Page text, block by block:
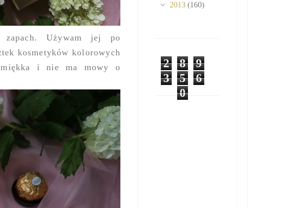
zapach. Używam jej po
kosmetyków kolorowych
miękka i nie ma mowy o
2013 (160)
2 8
9
3
5
6
0